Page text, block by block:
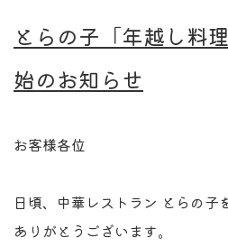
とらの子「年越し料
始のお知らせ
お客様各位
日頃、中華レストラン とらの子
ありがとうございます。